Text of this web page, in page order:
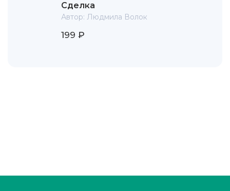
Сделка
Автор: Людмила Волок
199 ₽